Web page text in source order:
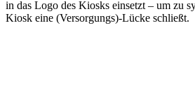
in das Logo des Kiosks einsetzt – um zu
Kiosk eine (Versorgungs)-Lücke schließt.